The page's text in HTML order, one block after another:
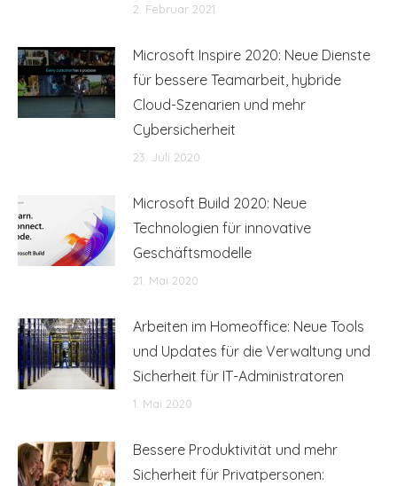
2. Februar 2021
Microsoft Inspire 2020: Neue Dienste
für bessere Teamarbeit, hybride
Cloud-Szenarien und mehr
Cybersicherheit
23. Juli 2020
Microsoft Build 2020: Neue
Technologien für innovative
Geschäftsmodelle
21. Mai 2020
Arbeiten im Homeoffice: Neue Tools
und Updates für die Verwaltung und
Sicherheit für IT-Administratoren
1. Mai 2020
Bessere Produktivität und mehr
Sicherheit für Privatpersonen: